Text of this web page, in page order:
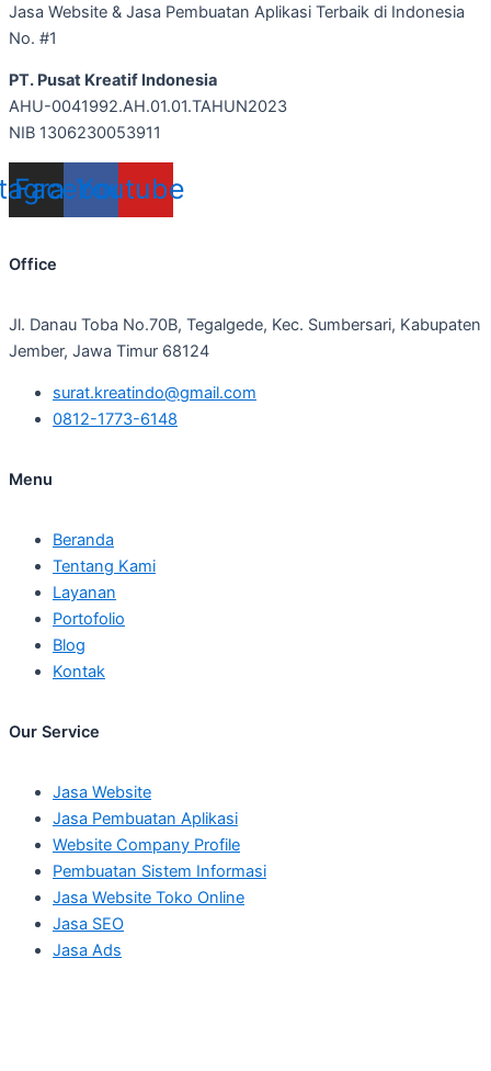
Jasa Website & Jasa Pembuatan Aplikasi Terbaik di Indonesia
No. #1
PT. Pusat Kreatif Indonesia
AHU-0041992.AH.01.01.TAHUN2023
NIB 1306230053911
Facebook
Youtube
Office
Jl. Danau Toba No.70B, Tegalgede, Kec. Sumbersari, Kabupaten
Jember, Jawa Timur 68124
surat.kreatindo@gmail.com
0812-1773-6148
Menu
Beranda
Tentang Kami
Layanan
Portofolio
Blog
Kontak
Our Service
Jasa Website
Jasa Pembuatan Aplikasi
Website Company Profile
Pembuatan Sistem Informasi
Jasa Website Toko Online
Jasa SEO
Jasa Ads